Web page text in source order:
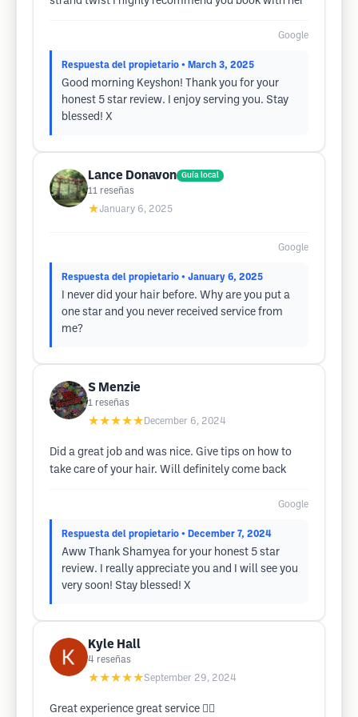
Google
Respuesta del propietario • March 3, 2025
Good morning Keyshon! Thank you for your
honest 5 star review. I enjoy serving you. Stay
blessed! X
Lance Donavon Guía local
11 reseñas
★January 6, 2025
Google
Respuesta del propietario • January 6, 2025
I never did your hair before. Why are you put a
one star and you never received service from
me?
S Menzie
1 reseñas
★★★★★ December 6, 2024
Did a great job and was nice. Give tips on how to
take care of your hair. Will definitely come back
Google
Respuesta del propietario • December 7, 2024
Aww Thank Shamyea for your honest 5 star
review. I really appreciate you and I will see you
very soon! Stay blessed! X
Kyle Hall
4 reseñas
★★★★★September 29, 2024
Great experience great service 👍🏽